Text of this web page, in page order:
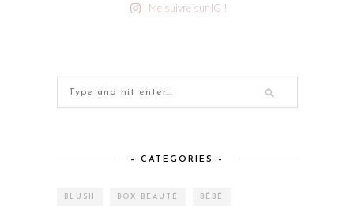
Me suivre sur IG !
– CATEGORIES –
BLUSH BOX BEAUTÉ BÉBÉ